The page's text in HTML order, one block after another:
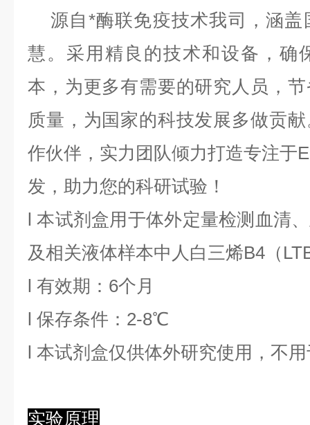
源自*酶联免疫技术我司，涵盖
慧。采用精良的技术和设备，确
本，为更多有需要的研究人员，
质量，为国家的科技发展多做贡
作伙伴，实力团队倾力打造专注于
发，助力您的科研试验！
l本试剂盒用于体外定量检测血清
及相关液体样本中 人白三烯B4 （
l 有效期：6个月
l 保存条件： 2-8℃
l 本试剂盒仅供体外研究使用，不
实验原理